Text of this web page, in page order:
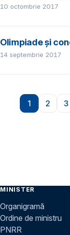
10 octombrie 2017
Olimpiade și
14 septembrie 2017
Paginare
Pagina
1
Pagina
2 3
MINISTER
Organigramă
Ordine de ministru
PNRR